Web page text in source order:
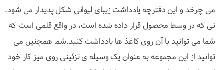
می چرخد و این دفترچه یادداشت زیبای لیوانی شکل پدیدار می شود.
نی که در وسط محصول قرار داده شده است، در واقع قلمی است که
شما می توانید با آن روی کاغذ ها یادداشت کنید.شما همچنین می
توانید از این مجموعه به عنوان یک وسیله ی تزئینی روی میز کار خود